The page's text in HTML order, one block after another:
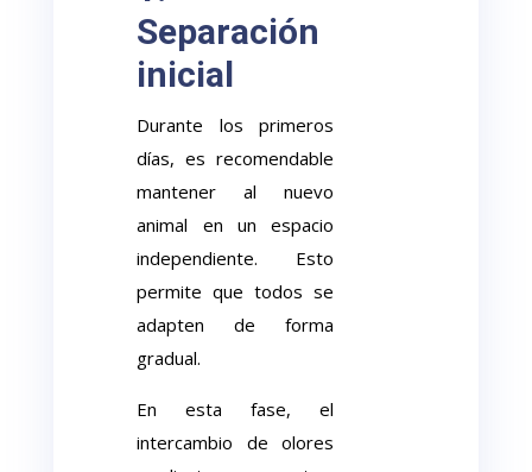
Separación
inicial
Durante los primeros
días, es recomendable
mantener al nuevo
animal en un espacio
independiente. Esto
permite que todos se
adapten de forma
gradual.
En esta fase, el
intercambio de olores